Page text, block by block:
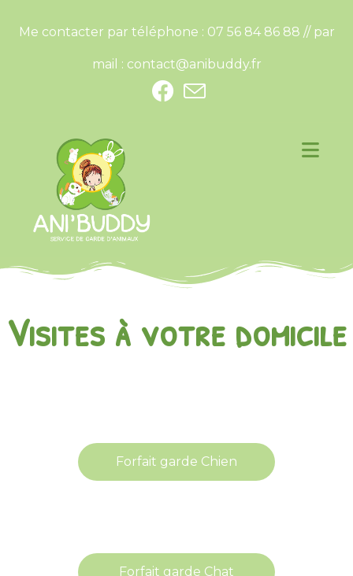
Me contacter par téléphone : 07 56 84 86 88 // par
mail : contact@anibuddy.fr
Visites à votre domicile
Forfait garde Chien
Forfait garde Chien
Forfait garde Chat
Forfait garde Chat